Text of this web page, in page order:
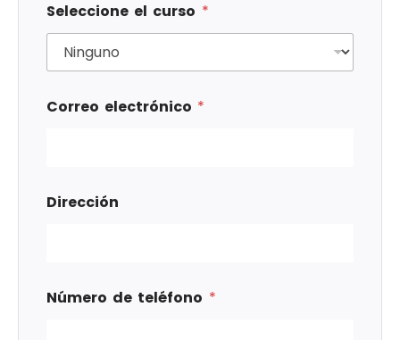
Seleccione el curso *
Correo electrónico *
Dirección
Número de teléfono *